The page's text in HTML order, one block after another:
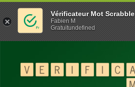
Vérificateur Mot Scrabble
Fabien M
Gratuitundefined